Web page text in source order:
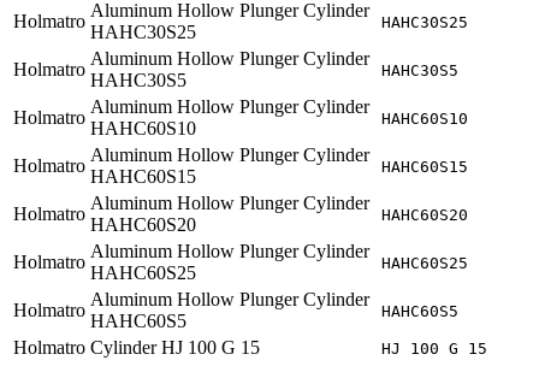
Holmatro
Aluminum Hollow Plunger Cylinder
HAHC30S25
HAHC30S25
Holmatro
Aluminum Hollow Plunger Cylinder
HAHC30S5
HAHC30S5
Holmatro
Aluminum Hollow Plunger Cylinder
HAHC60S10
HAHC60S10
Holmatro
Aluminum Hollow Plunger Cylinder
HAHC60S15
HAHC60S15
Holmatro
Aluminum Hollow Plunger Cylinder
HAHC60S20
HAHC60S20
Holmatro
Aluminum Hollow Plunger Cylinder
HAHC60S25
HAHC60S25
Holmatro
Aluminum Hollow Plunger Cylinder
HAHC60S5
HAHC60S5
Holmatro Cylinder HJ 100 G 15 HJ 100 G 15